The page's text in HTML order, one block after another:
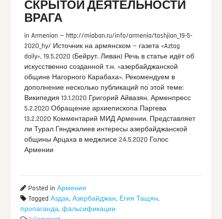
СКРЫТОЙ ДЕЯТЕЛЬНОСТИ
ВРАГА
in Armenian — http://miaban.ru/info/armenia/tashjian_19-5-
2020_hy/ Источник на армянском — газета «Aztag
daily», 19.5.2020 (Бейрут, Ливан) Речь в статье идёт об
искусственно созданной т.н. «азербайджанской
общине Нагорного Карабаха». Рекомендуем в
дополнение несколько публикаций по этой теме:
Википедия 13.1.2020 Григорий Айвазян, Арменпресс
5.2.2020 Обращение архиепископа Паргева
13.2.2020 Комментарий МИД Армении. Представляет
ли Турал Гянджалиев интересы азербайджанской
общины Арцаха в меджлисе 24.5.2020 Голос
Армении
Posted inАрмения
TaggedАздак,Азербайджан, Егия Тащян,
пропаганда,фальсификации